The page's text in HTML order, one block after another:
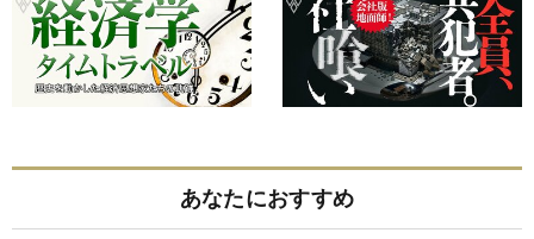
あなたにおすすめ